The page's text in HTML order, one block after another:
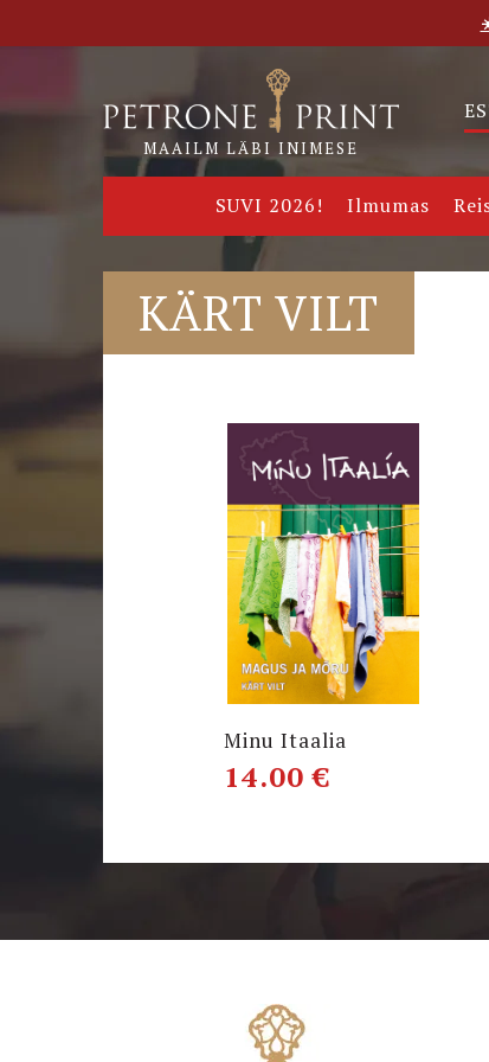
MAAILM LÄBI INIMESE
SUVI 2026! Ilmumas
KÄRT VILT
Minu Itaalia
14.00€